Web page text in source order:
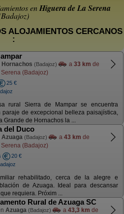
enHiguera de La Serena
ALOJAMIENTOS CERCANOS
:
Hornachos (Badajoz) a 33 km de
(Badajoz)
25 €
rural Sierra de Mampar se encuentra
paraje de excepcional belleza paisajística,
Grande de Hornachos la ...
del Duco
Azuaga (Badajoz) a 43 km de
(Badajoz)
20 €
rehabilitado, cerca de la alegre e
de Azuaga. Ideal para descansar
requiera. Próxim ...
Rural de Azuaga SC
Azuaga (Badajoz) a 43,3 km de